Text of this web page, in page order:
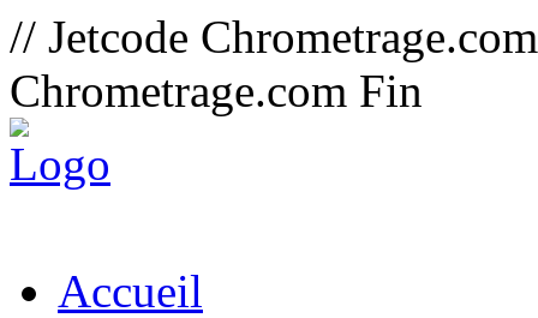
// Jetcode
Chrometrage.com Fin
Accueil